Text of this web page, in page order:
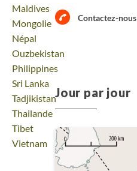
Voyage
Maldives
Voyage
Mongolie
Voyage
Népal
Voyage
Ouzbekistan
Voyage
Philippines
Voyage
Sri Lanka
Voyage
Tadjikistan
Voyage
Thailande
Voyage
Tibet
Voyage
Vietnam
Contactez-nous
Jour par jour